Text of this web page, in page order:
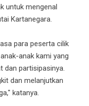
untuk mengenal
Kartanegara.
para peserta cilik
anak kami yang
dan partisipasinya.
dan melanjutkan
katanya.